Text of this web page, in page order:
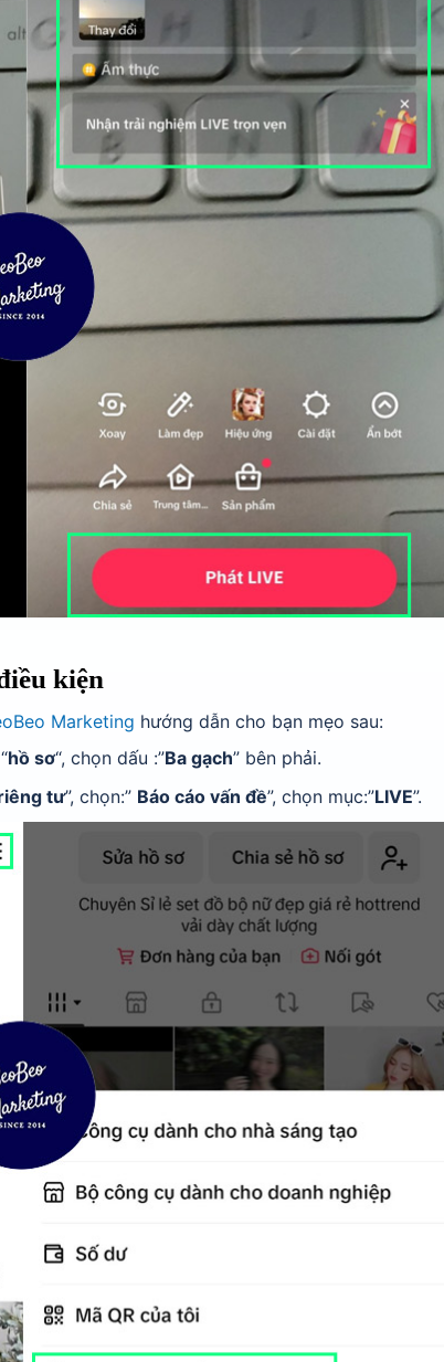
kiện
Marketing hướng dẫn cho bạn mẹo sau:
hồ sơ“, chọn dấu :”Ba gạch” bên phải.
tư”, chọn:” Báo cáo vấn đề”, chọn mục:”LIVE”.